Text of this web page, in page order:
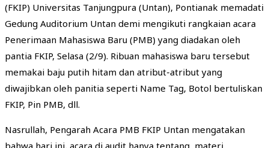
(FKIP) Universitas Tanjungpura (Untan), Pontianak memadati
Gedung Auditorium Untan demi mengikuti rangkaian acara
Penerimaan Mahasiswa Baru (PMB) yang diadakan oleh
pantia FKIP, Selasa (2/9). Ribuan mahasiswa baru tersebut
memakai baju putih hitam dan atribut-atribut yang
diwajibkan oleh panitia seperti Name Tag, Botol bertuliskan
FKIP, Pin PMB, dll.
Nasrullah, Pengarah Acara PMB FKIP Untan mengatakan
bahwa hari ini, acara di audit hanya tentang materi